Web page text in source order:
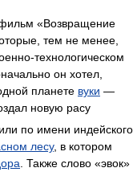
«Возвращение
тем не менее,
технологическом
он хотел,
планете вуки —
новую расу
по имени индейского
лесу, в котором
. Также слово «эвок»